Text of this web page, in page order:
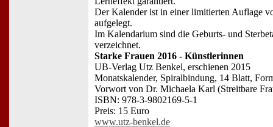
Der Kalender ist in einer limitierten Auflage
aufgelegt.
Im Kalendarium sind die Geburts- und
verzeichnet.
Starke Frauen 2016 - Künstlerinnen
UB-Verlag Utz Benkel, erschienen 2015
Monatskalender, Spiralbindung, 14 Blatt,
Vorwort von Dr. Michaela Karl (Streitbare
ISBN: 978-3-9802169-5-1
Preis: 15 Euro
www.utz-benkel.de